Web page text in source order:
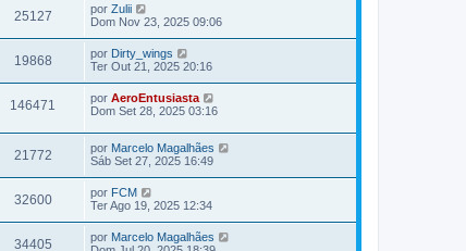
25127 por Zulii
Dom Nov 23, 2025 09:06
19868 por Dirty_wings
Ter Out 21, 2025 20:16
146471 por AeroEntusiasta
Dom Set 28, 2025 03:16
21772 por Marcelo Magalhães
Sáb Set 27, 2025 16:49
32600 por FCM
Ter Ago 19, 2025 12:34
34405 por Marcelo Magalhães